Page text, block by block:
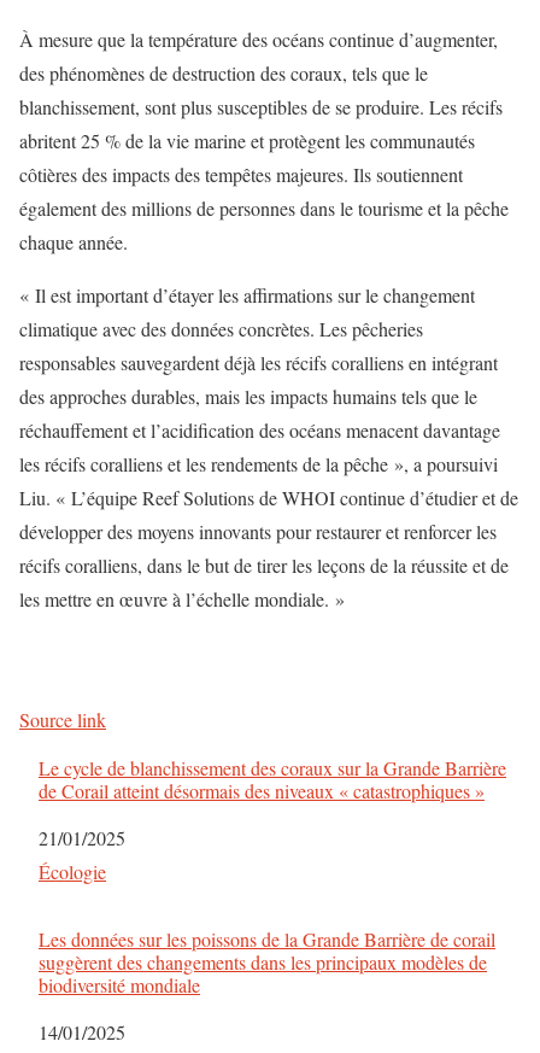
À mesure que la température des océans continue d’augmenter,
des phénomènes de destruction des coraux, tels que le
blanchissement, sont plus susceptibles de se produire. Les récifs
abritent 25 % de la vie marine et protègent les communautés
côtières des impacts des tempêtes majeures. Ils soutiennent
également des millions de personnes dans le tourisme et la pêche
chaque année.
« Il est important d’étayer les affirmations sur le changement
climatique avec des données concrètes. Les pêcheries
responsables sauvegardent déjà les récifs coralliens en intégrant
des approches durables, mais les impacts humains tels que le
réchauffement et l’acidification des océans menacent davantage
les récifs coralliens et les rendements de la pêche », a poursuivi
Liu. « L’équipe Reef Solutions de WHOI continue d’étudier et de
développer des moyens innovants pour restaurer et renforcer les
récifs coralliens, dans le but de tirer les leçons de la réussite et de
les mettre en œuvre à l’échelle mondiale. »
Source link
Le cycle de blanchissement des coraux sur la Grande Barrière
de Corail atteint désormais des niveaux « catastrophiques »
Date
21/01/2025
Par rapport à
Écologie
Les données sur les poissons de la Grande Barrière de corail
suggèrent des changements dans les principaux modèles de
biodiversité mondiale
Date
14/01/2025